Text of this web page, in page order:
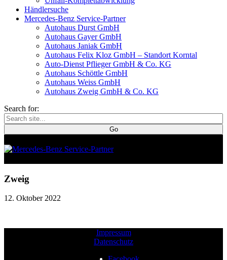
Händlersuche
Mercedes-Benz Service-Partner
Autohaus Durst GmbH
Autohaus Gayer GmbH
Autohaus Janiak GmbH
Autohaus Felix Kloz GmbH – Standort Korntal
Auto-Dienst Pflieger GmbH & Co. KG
Autohaus Schöttle GmbH
Autohaus Weiss GmbH
Autohaus Zweig GmbH & Co. KG
Search for:
Zweig
12. Oktober 2022
Impressum
Datenschutz